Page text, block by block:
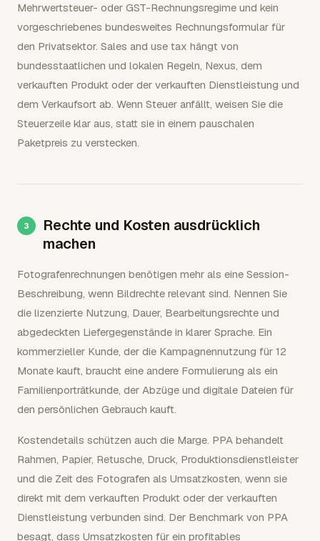
Mehrwertsteuer- oder GST-Rechnungsregime und kein
vorgeschriebenes bundesweites Rechnungsformular für
den Privatsektor. Sales and use tax hängt von
bundesstaatlichen und lokalen Regeln, Nexus, dem
verkauften Produkt oder der verkauften Dienstleistung und
dem Verkaufsort ab. Wenn Steuer anfällt, weisen Sie die
Steuerzeile klar aus, statt sie in einem pauschalen
Paketpreis zu verstecken.
Rechte und Kosten ausdrücklich
machen
Fotografenrechnungen benötigen mehr als eine Session-
Beschreibung, wenn Bildrechte relevant sind. Nennen Sie
die lizenzierte Nutzung, Dauer, Bearbeitungsrechte und
abgedeckten Liefergegenstände in klarer Sprache. Ein
kommerzieller Kunde, der die Kampagnennutzung für 12
Monate kauft, braucht eine andere Formulierung als ein
Familienporträtkunde, der Abzüge und digitale Dateien für
den persönlichen Gebrauch kauft.
Kostendetails schützen auch die Marge. PPA behandelt
Rahmen, Papier, Retusche, Druck, Produktionsdienstleister
und die Zeit des Fotografen als Umsatzkosten, wenn sie
direkt mit dem verkauften Produkt oder der verkauften
Dienstleistung verbunden sind. Der Benchmark von PPA
besagt, dass Umsatzkosten für ein profitables